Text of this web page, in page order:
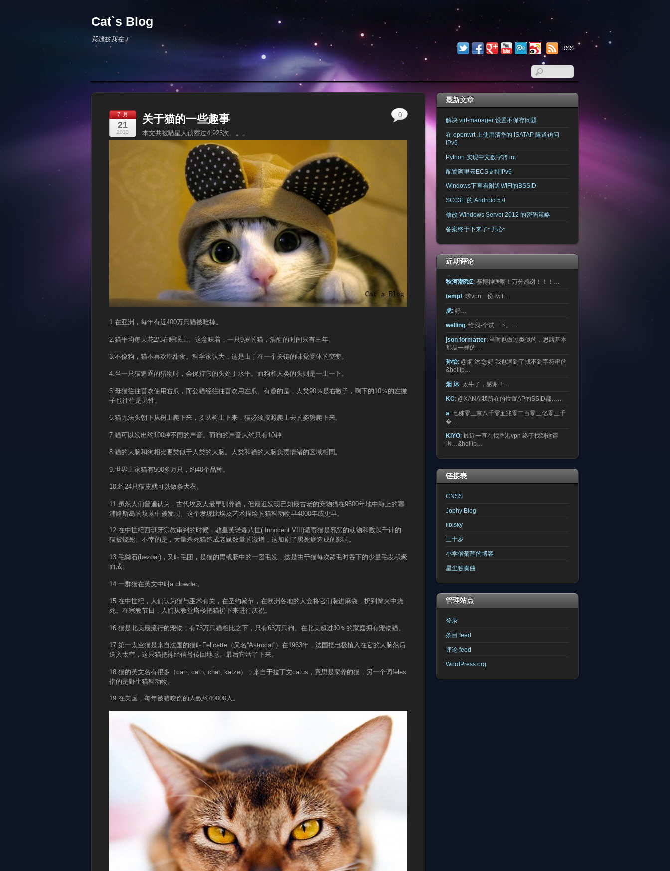
Cat`s Blog
我猫故我在！
RSS
7 月
21
2013
关于猫的一些趣事
本文共被喵星人侦察过4,925次。。。
1.在亚洲，每年有近400万只猫被吃掉。
2.猫平均每天花2/3在睡眠上。这意味着，一只9岁的猫，清醒的时间只有三年。
3.不像狗，猫不喜欢吃甜食。科学家认为，这是由于在一个关键的味觉受体的突变。
4.当一只猫追逐的猎物时，会保持它的头处于水平。而狗和人类的头则是一上一下。
5.母猫往往喜欢使用右爪，而公猫经往往喜欢用左爪。有趣的是，人类90％是右撇子，剩下的10％的左撇
子也往往是男性。
6.猫无法头朝下从树上爬下来，要从树上下来，猫必须按照爬上去的姿势爬下来。
7.猫可以发出约100种不同的声音。而狗的声音大约只有10种。
8.猫的大脑和狗相比更类似于人类的大脑。人类和猫的大脑负责情绪的区域相同。
9.世界上家猫有500多万只，约40个品种。
10.约24只猫皮就可以做条大衣。
11.虽然人们普遍认为，古代埃及人最早驯养猫，但最近发现已知最古老的宠物猫在9500年地中海上的塞
浦路斯岛的坟墓中被发现。这个发现比埃及艺术描绘的猫科动物早4000年或更早。
12.在中世纪西班牙宗教审判的时候，教皇英诺森八世( Innocent VIII)谴责猫是邪恶的动物和数以千计的
猫被烧死。不幸的是，大量杀死猫造成老鼠数量的激增，这加剧了黑死病造成的影响。
13.毛粪石(bezoar)，又叫毛团，是猫的胃或肠中的一团毛发，这是由于猫每次舔毛时吞下的少量毛发积聚
而成。
14.一群猫在英文中叫a clowder。
15.在中世纪，人们认为猫与巫术有关，在圣约翰节，在欧洲各地的人会将它们装进麻袋，扔到篝火中烧
死。在宗教节日，人们从教堂塔楼把猫扔下来进行庆祝。
16.猫是北美最流行的宠物，有73万只猫相比之下，只有63万只狗。在北美超过30％的家庭拥有宠物猫。
17.第一太空猫是来自法国的猫叫Felicette（又名“Astrocat”）在1963年，法国把电极植入在它的大脑然后
送入太空，这只猫把神经信号传回地球。最后它活了下来。
18.猫的英文名有很多（catt, cath, chat, katze），来自于拉丁文catus，意思是家养的猫，另一个词feles
指的是野生猫科动物。
19.在美国，每年被猫咬伤的人数约40000人。
0
最新文章
解决 virt-manager 设置不保存问题
在 openwrt 上使用清华的 ISATAP 隧道访问
IPv6
Python 实现中文数字转 int
配置阿里云ECS支持IPv6
Windows下查看附近WIFI的BSSID
SC03E 的 Android 5.0
修改 Windows Server 2012 的密码策略
备案终于下来了~开心~
近期评论
秋河潮殆Σ: 赛博神医啊！万分感谢！！！…
tempf: 求vpn一份TwT…
虎: 好…
welling: 给我-个试一下。…
json formatter: 当时也做过类似的，思路基本
都是一样的…
孙怡: @烟 沐:您好 我也遇到了找不到字符串的
&hellip…
烟 沐: 太牛了，感谢！…
KC: @XANA:我所在的位置AP的SSID都……
a: 七秭零三京八千零五兆零二百零三亿零三千
�…
KIYO: 最近一直在找香港vpn 终于找到这篇
啦…&hellip…
链接表
CNSS
Jophy Blog
libisky
三十岁
小学僧菊苣的博客
星尘独奏曲
管理站点
登录
条目 feed
评论 feed
WordPress.org